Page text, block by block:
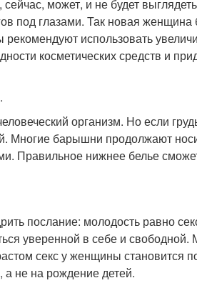
сейчас, может, и не будет
под глазами. Так новая
рекомендуют использовать
косметических средств и
организм. Но если
Многие барышни продолжают
Правильное нижнее белье
послание: молодость равно
уверенной в себе и свободной.
секс у женщины становится
а не на рождение детей.